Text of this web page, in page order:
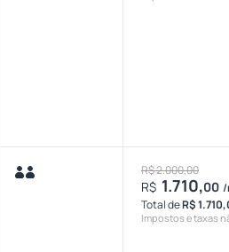
R$ 2.000,00
R$ 1.710,00 /
Total deR$
Impostos e taxas